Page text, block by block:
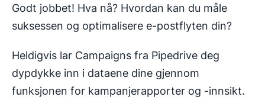
Godt jobbet! Hva nå? Hvordan kan du måle
suksessen og optimalisere e-postflyten din?
Heldigvis lar Campaigns fra Pipedrive deg
dypdykke inn i dataene dine gjennom
funksjonen for kampanjerapporter og -innsikt.